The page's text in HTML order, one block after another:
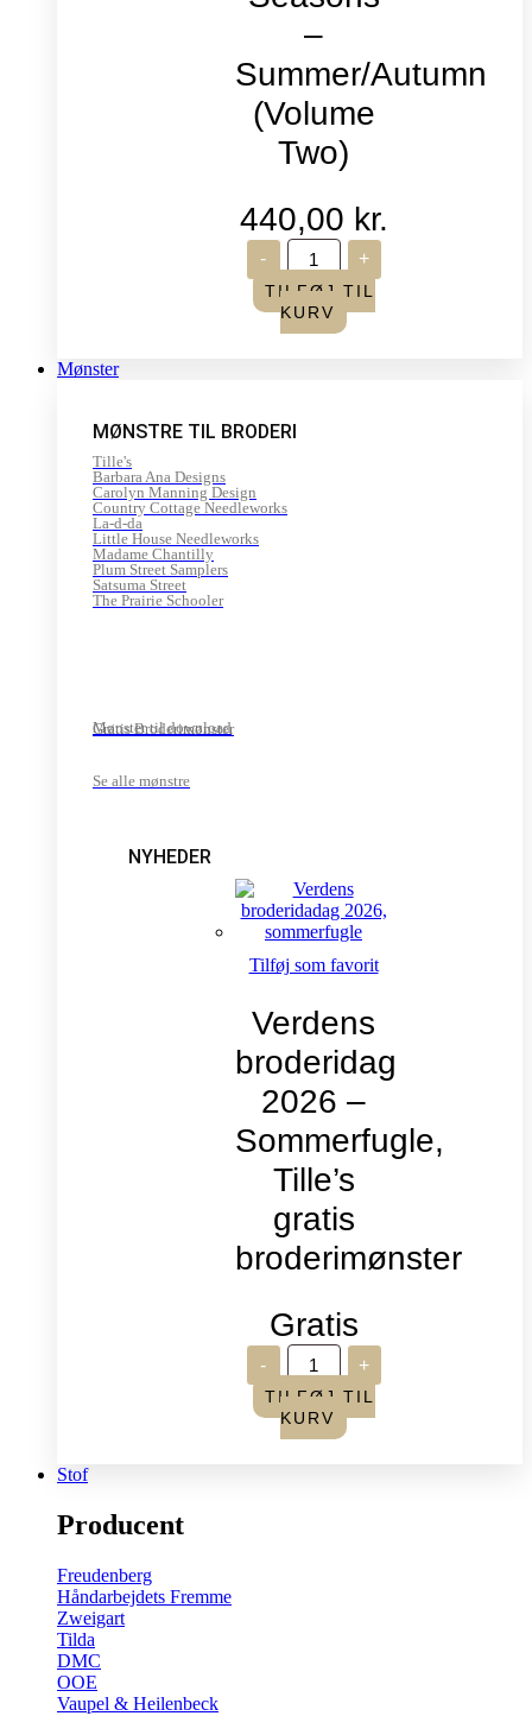
–
Summer/Autumn
(Volume
Two)
440,00 kr.
-
Life
in
Seasons
-
Summer/Autumn
+
TILFØJ TIL
KURV
Mønster
MØNSTRE TIL BRODERI
Tille's
Barbara Ana Designs
Carolyn Manning Design
Country Cottage Needleworks
La-d-da
Little House Needleworks
Madame Chantilly
Plum Street Samplers
Satsuma Street
The Prairie Schooler
Mønster til download
Gratis Broderimønster
Se alle mønstre
NYHEDER
Tilføj som favorit
Verdens
broderidag
2026 –
Sommerfugle,
Tille’s
gratis
broderimønster
Gratis
-
Verdens
broderidag
2026
-
Sommerfugle,
+
TILFØJ TIL
KURV
Stof
Producent
Freudenberg
Håndarbejdets Fremme
Zweigart
Tilda
DMC
OOE
Vaupel & Heilenbeck